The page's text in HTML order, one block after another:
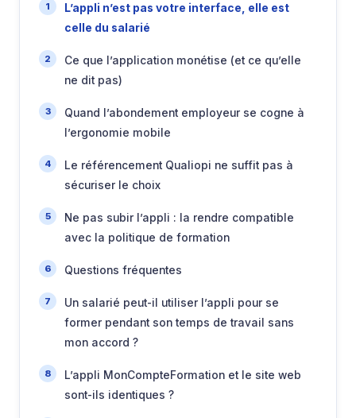
L’appli n’est pas votre interface, elle est
celle du salarié
Ce que l’application monétise (et ce qu’elle
ne dit pas)
Quand l’abondement employeur se cogne à
l’ergonomie mobile
Le référencement Qualiopi ne suffit pas à
sécuriser le choix
Ne pas subir l’appli : la rendre compatible
avec la politique de formation
Questions fréquentes
Un salarié peut-il utiliser l’appli pour se
former pendant son temps de travail sans
mon accord ?
L’appli MonCompteFormation et le site web
sont-ils identiques ?